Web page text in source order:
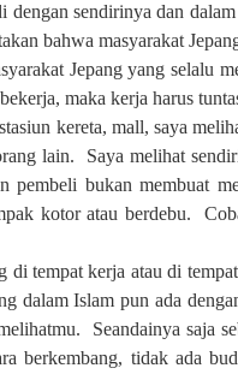
dengan sendirinya dan
bahwa masyarakat
Jepang yang selalu
maka kerja harus
kereta, mall, saya
lain.
Saya melihat
pembeli bukan membuat
kotor atau berdebu.
di tempat kerja atau di
dalam Islam pun ada
Seandainya saja
berkembang, tidak ada